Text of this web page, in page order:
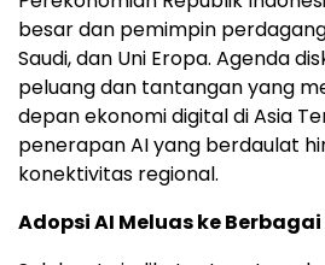
besar dan pemimpin
Saudi, dan Uni Eropa. Agenda
peluang dan tantangan yang
depan ekonomi digital di Asia
penerapan AI yang berdaulat
konektivitas regional.
Adopsi AI Meluas ke